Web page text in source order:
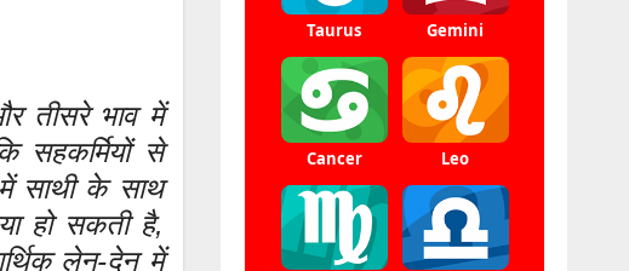
तीसरे भाव में
सहकर्मियों से
साथी के साथ
हो सकती है,
लेन-देन में